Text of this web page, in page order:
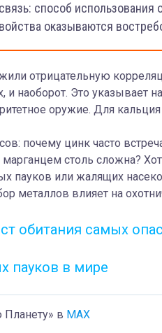
способ
оказываются
отрицательную
наоборот. Это указывает
оружие. Для
почему цинк часто
столь сложна?
пауков или жалящих
металлов влияет на
обитания самых
пауков в мире
в MAX